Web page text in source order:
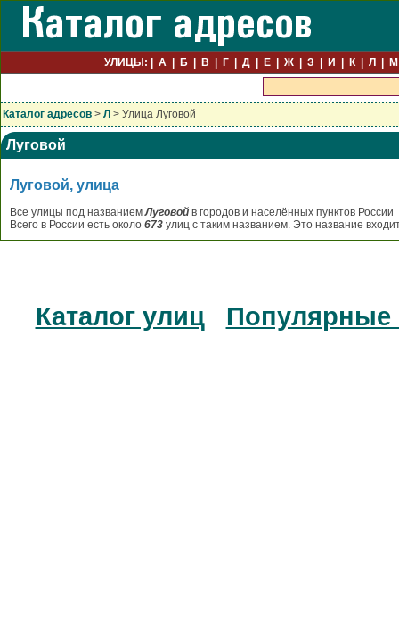
УЛИЦЫ: А Б В Г Д Е Ж З И К Л М
Каталог адресов > Л > Улица Луговой
Луговой
Луговой, улица
Все улицы под названиемЛуговой в городов и населённых пунктов России
Всего в России есть около 673 улиц с таким названием. Это название
Каталог улиц Популярные